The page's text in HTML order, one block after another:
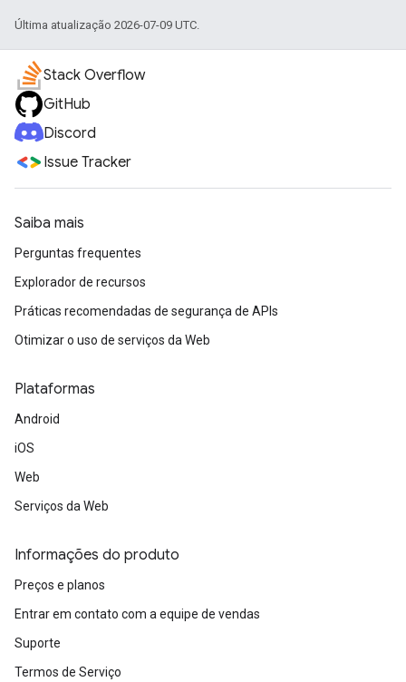
Última atualização 2026-07-09 UTC.
Stack Overflow
GitHub
Discord
Issue Tracker
Saiba mais
Perguntas frequentes
Explorador de recursos
Práticas recomendadas de segurança de APIs
Otimizar o uso de serviços da Web
Plataformas
Android
iOS
Web
Serviços da Web
Informações do produto
Preços e planos
Entrar em contato com a equipe de vendas
Suporte
Termos de Serviço